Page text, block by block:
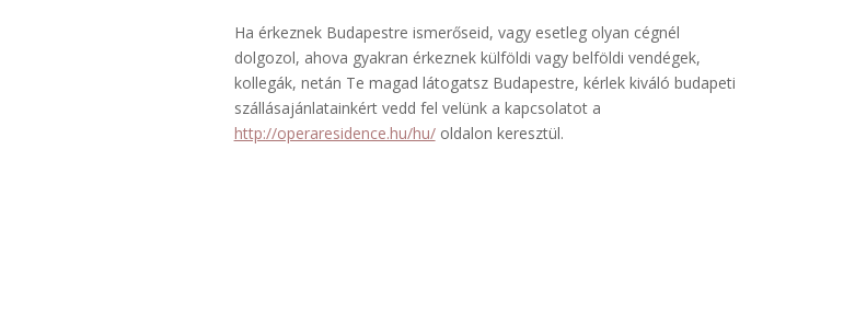
Ha érkeznek Budapestre ismerőseid, vagy esetleg olyan cégnél
dolgozol, ahova gyakran érkeznek külföldi vagy belföldi vendégek,
kollegák, netán Te magad látogatsz Budapestre, kérlek kiváló budapeti
szállásajánlatainkért vedd fel velünk a kapcsolatot a
http://operaresidence.hu/hu/oldalon keresztül.